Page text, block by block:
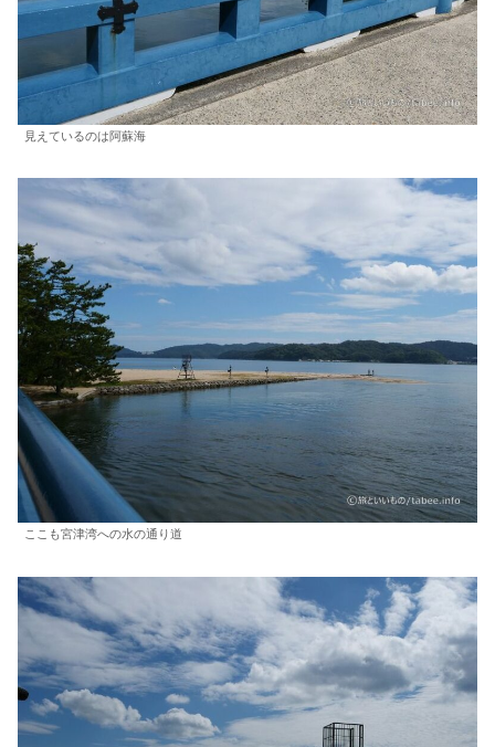
見えているのは阿蘇海
ここも宮津湾への水の通り道